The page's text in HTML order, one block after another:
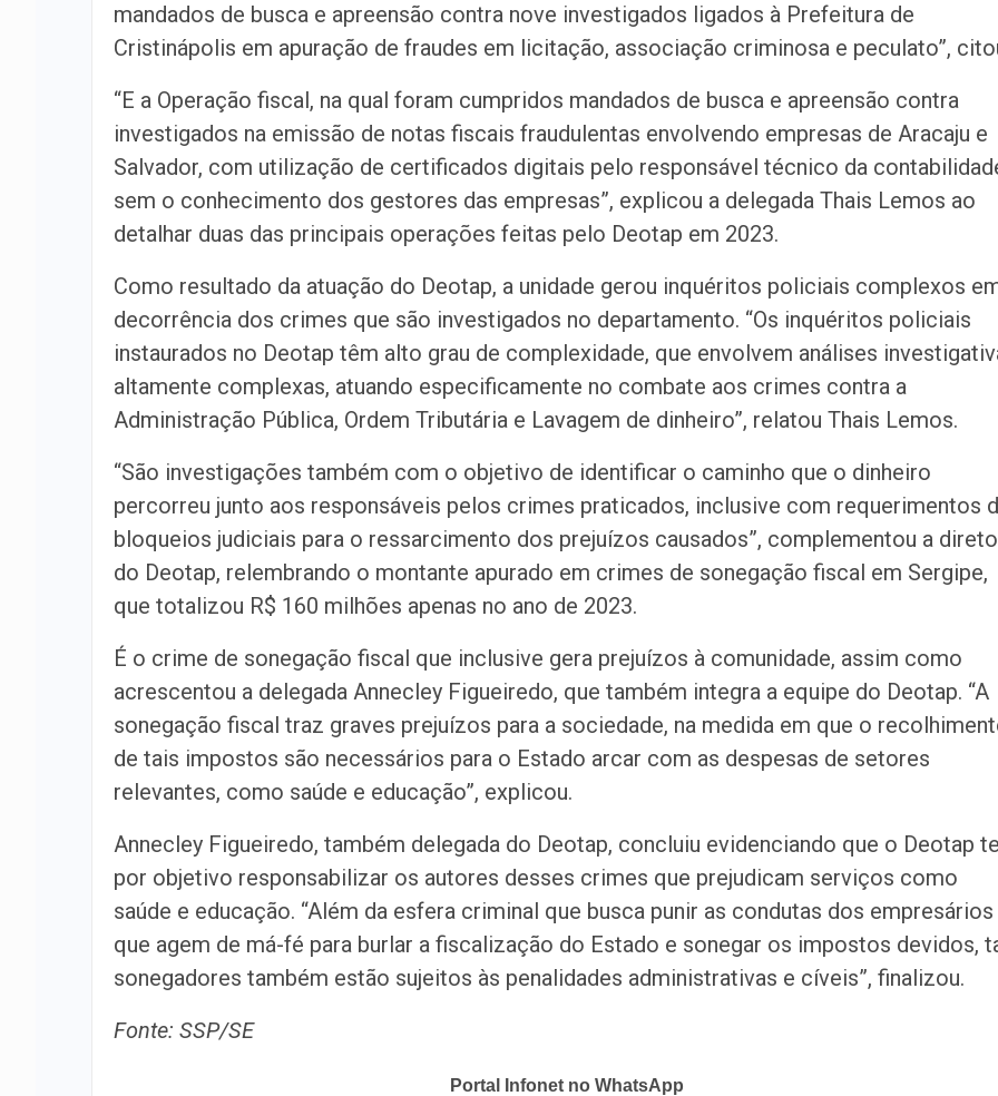
mandados de busca e apreensão contra nove investigados ligados à Prefeitura de
Cristinápolis em apuração de fraudes em licitação, associação criminosa e peculato”,
“E a Operação fiscal, na qual foram cumpridos mandados de busca e apreensão contra
investigados na emissão de notas fiscais fraudulentas envolvendo empresas de Aracaju e
Salvador, com utilização de certificados digitais pelo responsável técnico da
sem o conhecimento dos gestores das empresas”, explicou a delegada Thais Lemos ao
detalhar duas das principais operações feitas pelo Deotap em 2023.
Como resultado da atuação do Deotap, a unidade gerou inquéritos policiais complexos
decorrência dos crimes que são investigados no departamento. “Os inquéritos policiais
instaurados no Deotap têm alto grau de complexidade, que envolvem análises
altamente complexas, atuando especificamente no combate aos crimes contra a
Administração Pública, Ordem Tributária e Lavagem de dinheiro”, relatou Thais Lemos.
“São investigações também com o objetivo de identificar o caminho que o dinheiro
percorreu junto aos responsáveis pelos crimes praticados, inclusive com requerimentos
bloqueios judiciais para o ressarcimento dos prejuízos causados”, complementou a
do Deotap, relembrando o montante apurado em crimes de sonegação fiscal em Sergipe,
que totalizou R$ 160 milhões apenas no ano de 2023.
É o crime de sonegação fiscal que inclusive gera prejuízos à comunidade, assim como
acrescentou a delegada Annecley Figueiredo, que também integra a equipe do Deotap. “A
sonegação fiscal traz graves prejuízos para a sociedade, na medida em que o
de tais impostos são necessários para o Estado arcar com as despesas de setores
relevantes, como saúde e educação”, explicou.
Annecley Figueiredo, também delegada do Deotap, concluiu evidenciando que o Deotap
por objetivo responsabilizar os autores desses crimes que prejudicam serviços como
saúde e educação. “Além da esfera criminal que busca punir as condutas dos empresários
que agem de má-fé para burlar a fiscalização do Estado e sonegar os impostos devidos,
sonegadores também estão sujeitos às penalidades administrativas e cíveis”, finalizou.
Fonte: SSP/SE
Portal Infonet no WhatsApp